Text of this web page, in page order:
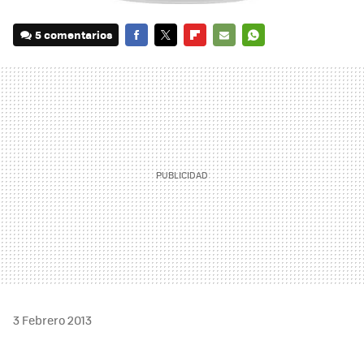
5 comentarios
MAIL
3 Febrero 2013